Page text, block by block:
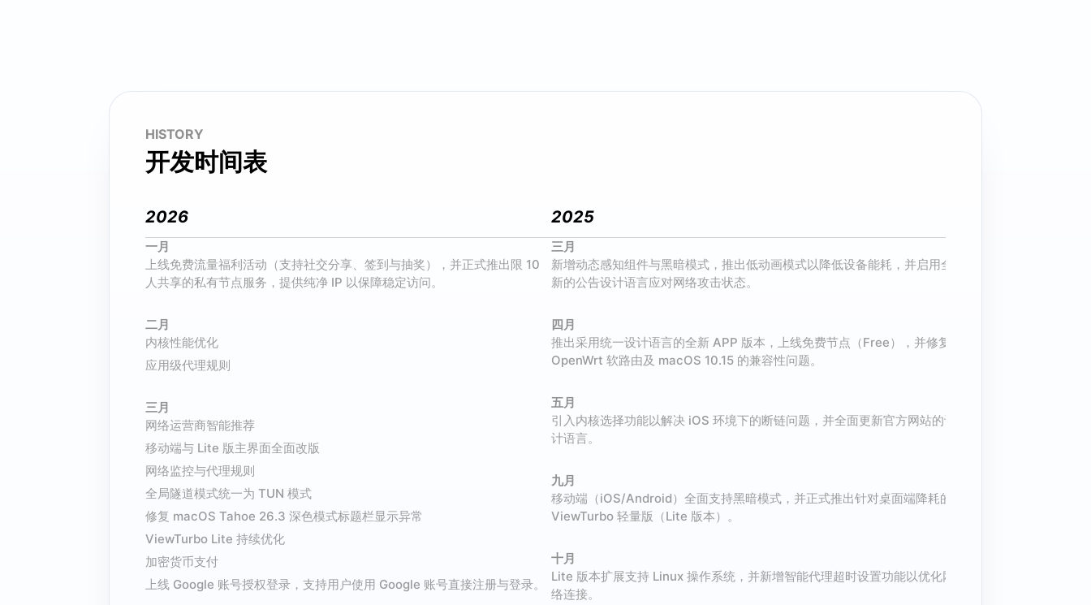
HISTORY
开发时间表
2026
一月
上线免费流量福利活动（支持社交分享、签到与抽奖），并正式推出限 10
人共享的私有节点服务，提供纯净 IP 以保障稳定访问。
二月
内核性能优化
应用级代理规则
三月
网络运营商智能推荐
移动端与 Lite 版主界面全面改版
网络监控与代理规则
全局隧道模式统一为 TUN 模式
修复 macOS Tahoe 26.3 深色模式标题栏显示异常
ViewTurbo Lite 持续优化
加密货币支付
上线 Google 账号授权登录，支持用户使用 Google 账号直接注册与登录。
2025
三月
新增动态感知组件与黑暗模式，推出低动画模式以降低设备能耗，并启用全
新的公告设计语言应对网络攻击状态。
四月
推出采用统一设计语言的全新 APP 版本，上线免费节点（Free），并修复
OpenWrt 软路由及 macOS 10.15 的兼容性问题。
五月
引入内核选择功能以解决 iOS 环境下的断链问题，并全面更新官方网站的设
计语言。
九月
移动端（iOS/Android）全面支持黑暗模式，并正式推出针对桌面端降耗的
ViewTurbo 轻量版（Lite 版本）。
十月
Lite 版本扩展支持 Linux 操作系统，并新增智能代理超时设置功能以优化网
络连接。